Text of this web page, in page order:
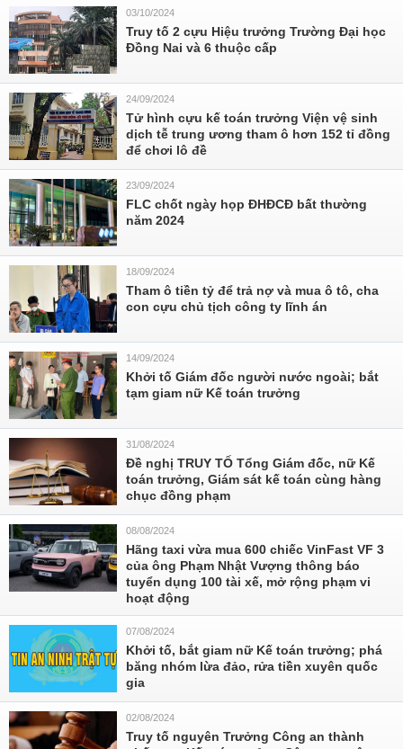
03/10/2024
Truy tố 2 cựu Hiệu trưởng Trường Đại học
Đồng Nai và 6 thuộc cấp
24/09/2024
Tử hình cựu kế toán trưởng Viện vệ sinh
dịch tễ trung ương tham ô hơn 152 tỉ đồng
để chơi lô đề
23/09/2024
FLC chốt ngày họp ĐHĐCĐ bất thường
năm 2024
18/09/2024
Tham ô tiền tỷ để trả nợ và mua ô tô, cha
con cựu chủ tịch công ty lĩnh án
14/09/2024
Khởi tố Giám đốc người nước ngoài; bắt
tạm giam nữ Kế toán trưởng
31/08/2024
Đề nghị TRUY TỐ Tổng Giám đốc, nữ Kế
toán trưởng, Giám sát kế toán cùng hàng
chục đồng phạm
08/08/2024
Hãng taxi vừa mua 600 chiếc VinFast VF 3
của ông Phạm Nhật Vượng thông báo
tuyển dụng 100 tài xế, mở rộng phạm vi
hoạt động
07/08/2024
Khởi tố, bắt giam nữ Kế toán trưởng; phá
băng nhóm lừa đảo, rửa tiền xuyên quốc
gia
02/08/2024
Truy tố nguyên Trưởng Công an thành